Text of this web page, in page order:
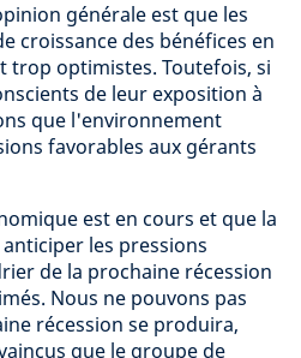
générale est que les
croissance des bénéfices en
trop optimistes. Toutefois, si
de leur exposition à
que l'environnement
favorables aux gérants
est en cours et que la
les pressions
de la prochaine récession
Nous ne pouvons pas
récession se produira,
que le groupe de